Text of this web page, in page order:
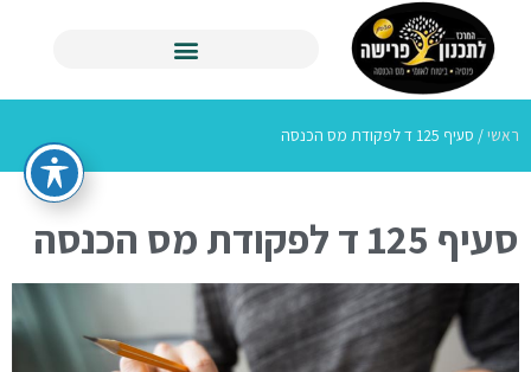
ראשי/ סעיף 125 ד לפקודת מס הכנסה
סעיף 125 ד לפקודת מס הכנסה